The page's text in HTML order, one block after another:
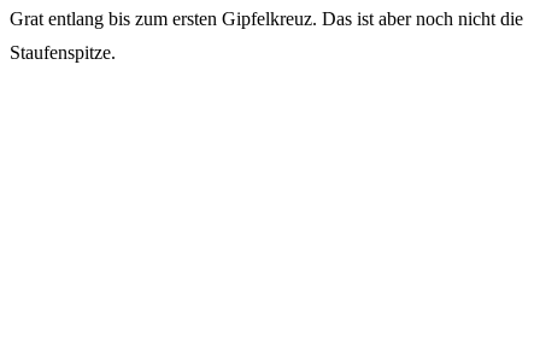
Grat entlang bis zum ersten Gipfelkreuz. Das ist aber noch nicht die
Staufenspitze.